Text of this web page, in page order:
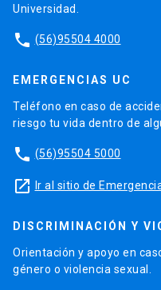
Universidad.
phone (56)95504 4000
EMERGENCIAS UC
Teléfono en caso de
riesgo tu vida dentro de
phone (56)95504 5000
launch Ir al sitio de
DISCRIMINACIÓN Y
Orientación y apoyo en
género o violencia sexual.